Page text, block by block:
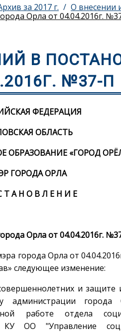
за 2017 г.
О внесении
Орла от 04.04.2016г.
В
№37-П
ФЕДЕРАЦИЯ
ОБЛАСТЬ
ОБРАЗОВАНИЕ «ГОРОД
ГОРОДА ОРЛА
Т А Н О В Л Е Н И Е
Орла от 04.04.2016г.
города Орла от
следующее изменение:
и
администрации города
работе отдела
ОО "Управление